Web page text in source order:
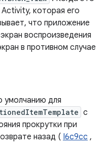
которая его
что приложение
воспроизведения
в противном случае
умолчанию для
с
прокрутки при
назад ( I6c9cc ,